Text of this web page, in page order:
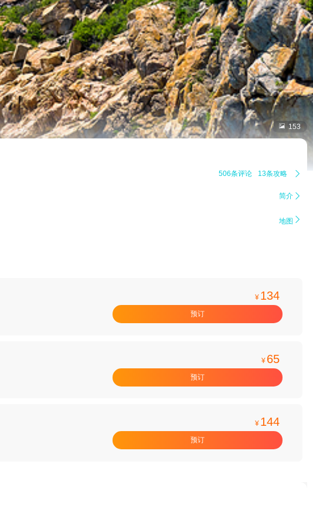
 153
506条评论 13条攻略 
简介 
地图 
¥ 134
预订
¥ 65
预订
¥ 144
预订